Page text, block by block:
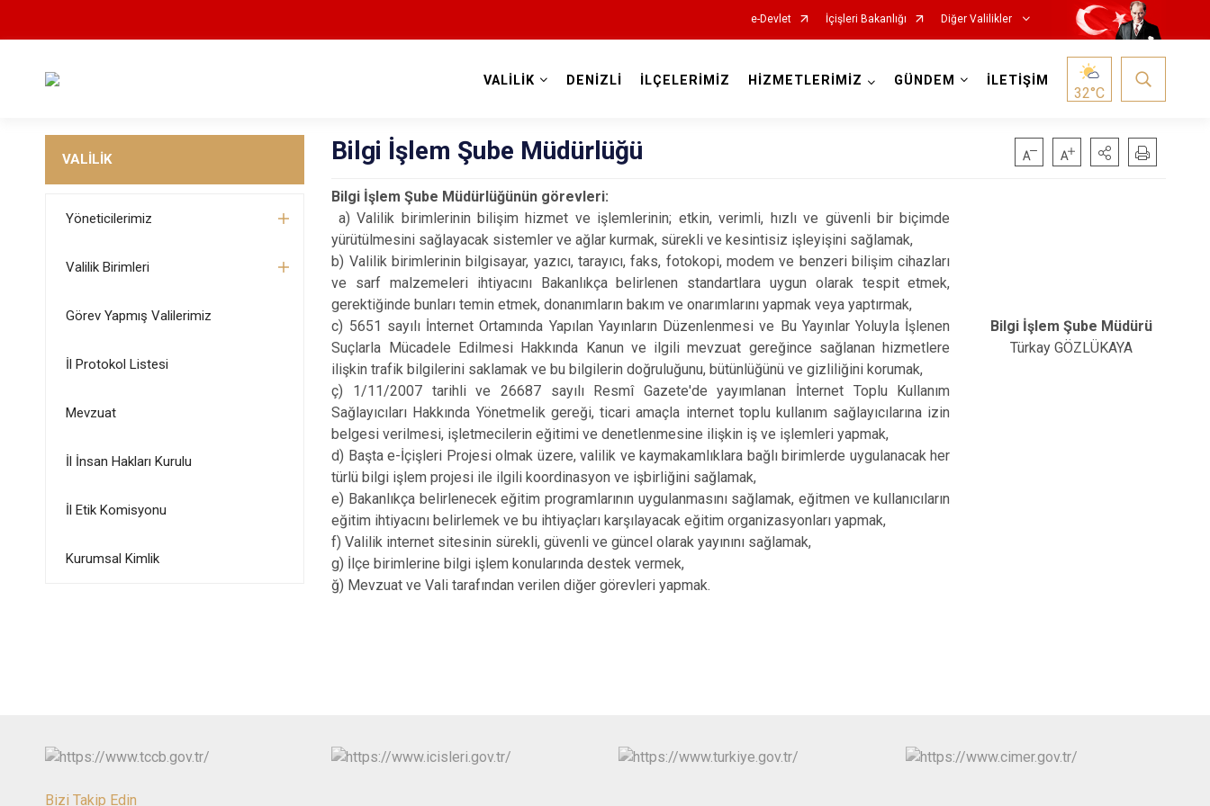
e-Devlet İçişleri Bakanlığı Diğer Valilikler
VALİLİK DENİZLİ İLÇELERİMİZ HİZMETLERİMİZ GÜNDEM İLETİŞİM
32°C
VALİLİK
Yöneticilerimiz
Valilik Birimleri
Görev Yapmış Valilerimiz
İl Protokol Listesi
Mevzuat
İl İnsan Hakları Kurulu
İl Etik Komisyonu
Kurumsal Kimlik
Bilgi İşlem Şube Müdürlüğü
Bilgi İşlem Şube Müdürlüğünün görevleri:
a) Valilik birimlerinin bilişim hizmet ve işlemlerinin; etkin, verimli, hızlı ve güvenli bir biçimde
yürütülmesini sağlayacak sistemler ve ağlar kurmak, sürekli ve kesintisiz işleyişini sağlamak,
b) Valilik birimlerinin bilgisayar, yazıcı, tarayıcı, faks, fotokopi, modem ve benzeri bilişim cihazları
ve sarf malzemeleri ihtiyacını Bakanlıkça belirlenen standartlara uygun olarak tespit etmek,
gerektiğinde bunları temin etmek, donanımların bakım ve onarımlarını yapmak veya yaptırmak,
c) 5651 sayılı İnternet Ortamında Yapılan Yayınların Düzenlenmesi ve Bu Yayınlar Yoluyla İşlenen
Suçlarla Mücadele Edilmesi Hakkında Kanun ve ilgili mevzuat gereğince sağlanan hizmetlere
ilişkin trafik bilgilerini saklamak ve bu bilgilerin doğruluğunu, bütünlüğünü ve gizliliğini korumak,
ç) 1/11/2007 tarihli ve 26687 sayılı Resmî Gazete'de yayımlanan İnternet Toplu Kullanım
Sağlayıcıları Hakkında Yönetmelik gereği, ticari amaçla internet toplu kullanım sağlayıcılarına izin
belgesi verilmesi, işletmecilerin eğitimi ve denetlenmesine ilişkin iş ve işlemleri yapmak,
d) Başta e-İçişleri Projesi olmak üzere, valilik ve kaymakamlıklara bağlı birimlerde uygulanacak her
türlü bilgi işlem projesi ile ilgili koordinasyon ve işbirliğini sağlamak,
e) Bakanlıkça belirlenecek eğitim programlarının uygulanmasını sağlamak, eğitmen ve kullanıcıların
eğitim ihtiyacını belirlemek ve bu ihtiyaçları karşılayacak eğitim organizasyonları yapmak,
f) Valilik internet sitesinin sürekli, güvenli ve güncel olarak yayınını sağlamak,
g) İlçe birimlerine bilgi işlem konularında destek vermek,
ğ) Mevzuat ve Vali tarafından verilen diğer görevleri yapmak.
Bilgi İşlem Şube Müdürü
Türkay GÖZLÜKAYA
Bizi Takip Edin